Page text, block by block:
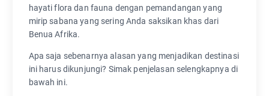
hayati flora dan fauna dengan pemandangan yang
mirip sabana yang sering Anda saksikan khas dari
Benua Afrika.
Apa saja sebenarnya alasan yang menjadikan destinasi
ini harus dikunjungi? Simak penjelasan selengkapnya di
bawah ini.